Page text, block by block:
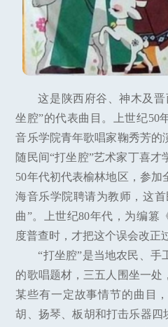
这是陕西府谷、神木及
坐腔”的代表曲目。上世纪50
音乐学院青年歌唱家鞠秀芳的
随民间“打坐腔”艺术家丁喜
50年代初代表榆林地区，参加
海音乐学院聘请为教师，这
曲”。上世纪80年代，为编篡
度普查时，才把这个误会改正
“打坐腔”是当地农民、手
的歌唱题材，三五人围坐一处
某些有一定故事情节的曲目
胡、扬琴、板胡和打击乐器四